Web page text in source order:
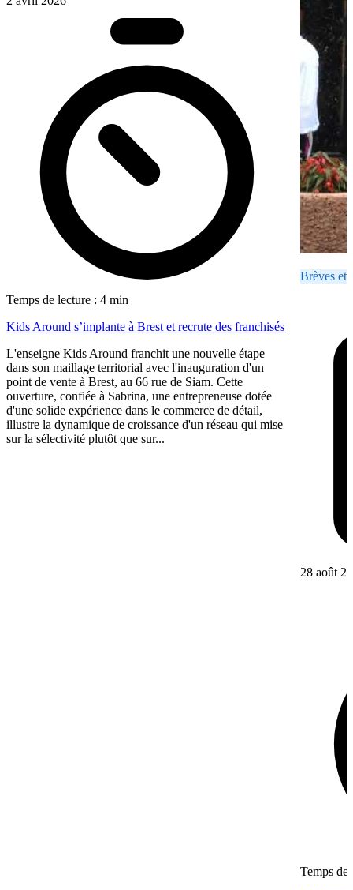
Temps de lecture : 4 min
Kids Around s’implante à Brest et recrute des franchisés
L'enseigne Kids Around franchit une nouvelle étape
dans son maillage territorial avec l'inauguration d'un
point de vente à Brest, au 66 rue de Siam. Cette
ouverture, confiée à Sabrina, une entrepreneuse dotée
d'une solide expérience dans le commerce de détail,
illustre la dynamique de croissance d'un réseau qui mise
sur la sélectivité plutôt que sur...
Brèves et
28 août
Temps de